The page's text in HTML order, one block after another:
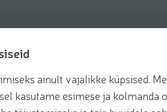
ainult vajalikke küpsised.
kasutame esimese ja kolmanda